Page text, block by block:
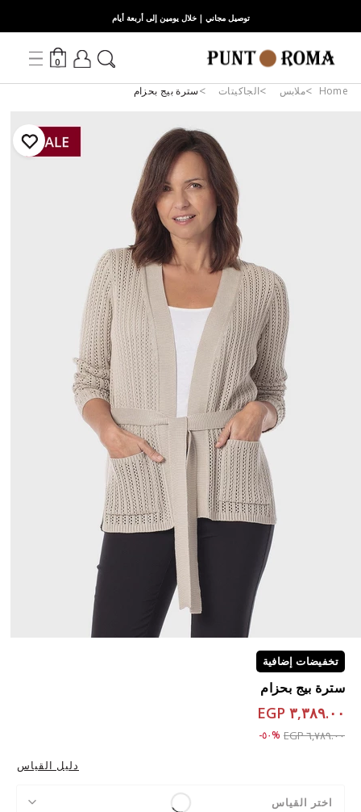
توصيل مجاني | خلال يومين إلى أربعة أيام
0
Home ملابس الجاكيتات سترة بيج بحزام
تخفيضات إضافية
سترة بيج بحزام
٣,٣٨٩.٠٠ EGP
Price reduced from
٦,٧٨٩.٠٠ EGP to ٣,٣٨٩.٠٠ EGP%٥٠-
دليل القياس
اختر القياس